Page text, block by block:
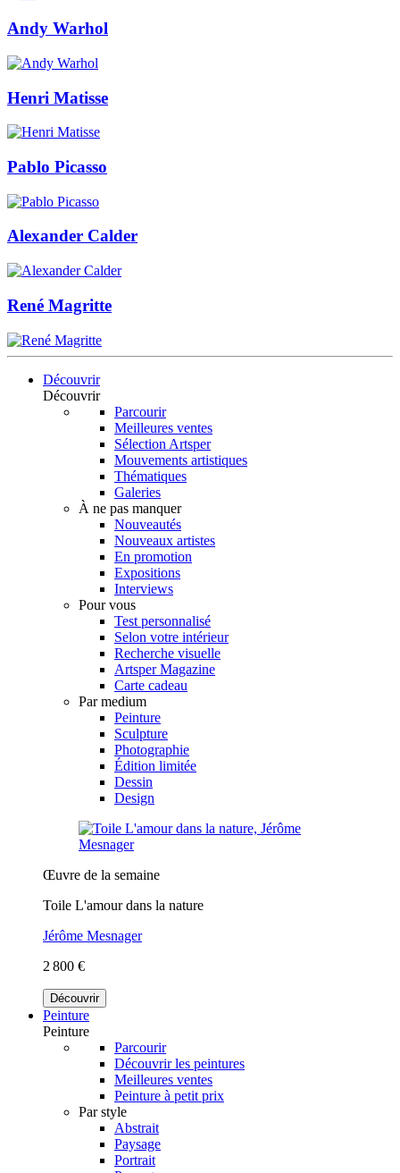
Andy Warhol
Henri Matisse
Pablo Picasso
Alexander Calder
René Magritte
Découvrir
Découvrir
Parcourir
Meilleures ventes
Sélection Artsper
Mouvements artistiques
Thématiques
Galeries
À ne pas manquer
Nouveautés
Nouveaux artistes
En promotion
Expositions
Interviews
Pour vous
Test personnalisé
Selon votre intérieur
Recherche visuelle
Artsper Magazine
Carte cadeau
Par medium
Peinture
Sculpture
Photographie
Édition limitée
Dessin
Design
Œuvre de la semaine
Toile L'amour dans la nature
Jérôme Mesnager
2 800 €
Découvrir
Peinture
Peinture
Parcourir
Découvrir les peintures
Meilleures ventes
Peinture à petit prix
Par style
Abstrait
Paysage
Portrait